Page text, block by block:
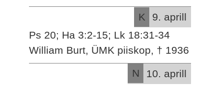
K
9. aprill
Ps 20; Ha 3:2-15; Lk 18:31-34
William Burt, ÜMK piiskop, † 1936
N
10. aprill